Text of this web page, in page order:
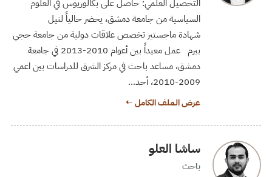
التحصيل العلمي: حاصل على بكالوريوس في العلوم
السياسية من جامعة دمشق، يحضر حالياً لنيل
شهادة ماجستير تخصص علاقات دولية من جامعة حجي
بيرم عمل معيداً بين أعوام 2010-2013 في جامعة
دمشق، مساعد باحث في مركز الشرق للدراسات بين اعمي
2009-2010، أحد…
عرض الملف الكامل ←
ساشا العلو
باحث